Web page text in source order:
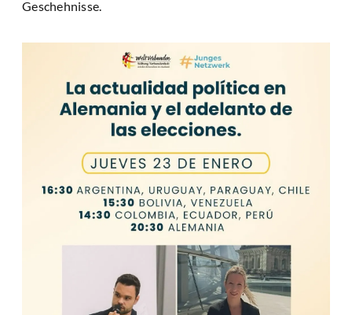
Geschehnisse.